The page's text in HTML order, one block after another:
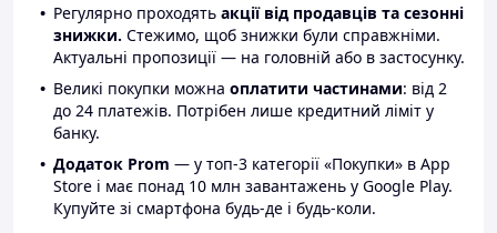
Регулярно проходять акції від продавців та сезонні
знижки. Стежимо, щоб знижки були справжніми.
Актуальні пропозиції — на головній або в застосунку.
Великі покупки можна оплатити частинами: від 2
до 24 платежів. Потрібен лише кредитний ліміт у
банку.
Додаток Prom — у топ-3 категорії «Покупки» в App
Store і має понад 10 млн завантажень у Google Play.
Купуйте зі смартфона будь-де і будь-коли.